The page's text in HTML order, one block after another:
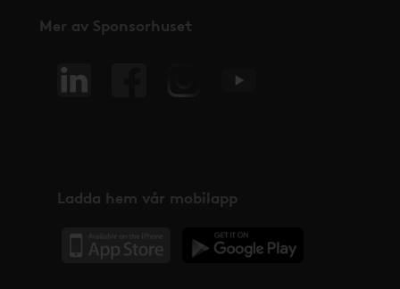
Mer av Sponsorhuset
Ladda hem vår mobilapp